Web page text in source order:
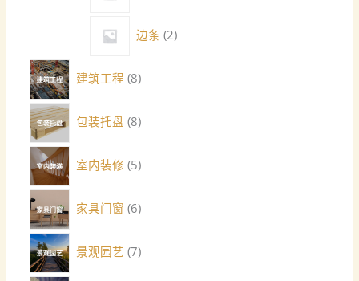
边条 2
建筑工程 8
包装托盘 8
室内装修 5
家具门窗 6
景观园艺 7